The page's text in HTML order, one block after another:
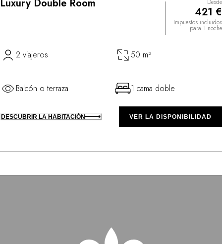
Luxury Double Room Desde
421 €
Impuestos incluidos
para 1 noche
2 viajeros 50 m²
Balcón o terraza 1 cama doble
DESCUBRIR LA HABITACIÓN VER LA DISPONIBILIDAD